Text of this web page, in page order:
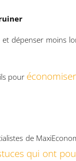
dépenser moins
pour
de
qui ont